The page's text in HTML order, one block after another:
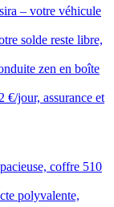
– votre véhicule
solde reste libre,
zen en boîte
€/jour, assurance et
coffre 510
polyvalente,